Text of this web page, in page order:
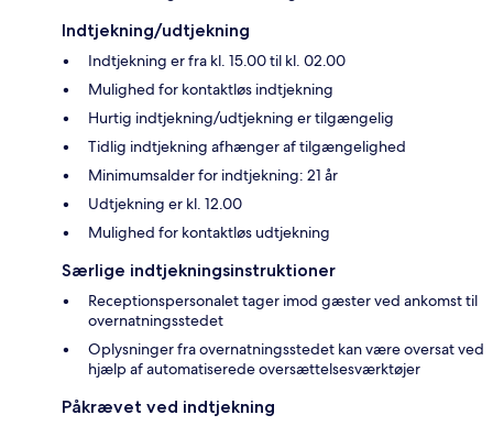
Indtjekning/udtjekning
Indtjekning er fra kl. 15.00 til kl. 02.00
Mulighed for kontaktløs indtjekning
Hurtig indtjekning/udtjekning er tilgængelig
Tidlig indtjekning afhænger af tilgængelighed
Minimumsalder for indtjekning: 21 år
Udtjekning er kl. 12.00
Mulighed for kontaktløs udtjekning
Særlige indtjekningsinstruktioner
Receptionspersonalet tager imod gæster ved ankomst til
overnatningsstedet
Oplysninger fra overnatningsstedet kan være oversat ved
hjælp af automatiserede oversættelsesværktøjer
Påkrævet ved indtjekning